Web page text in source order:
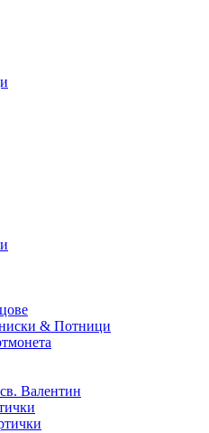
& Потници
Валентин